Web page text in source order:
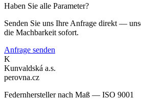
Haben Sie alle Parameter?
Senden Sie uns Ihre Anfrage direkt —
die Machbarkeit sofort.
Anfrage senden
K
Kunvaldská a.s.
perovna.cz
Federnhersteller nach Maß — ISO 9001